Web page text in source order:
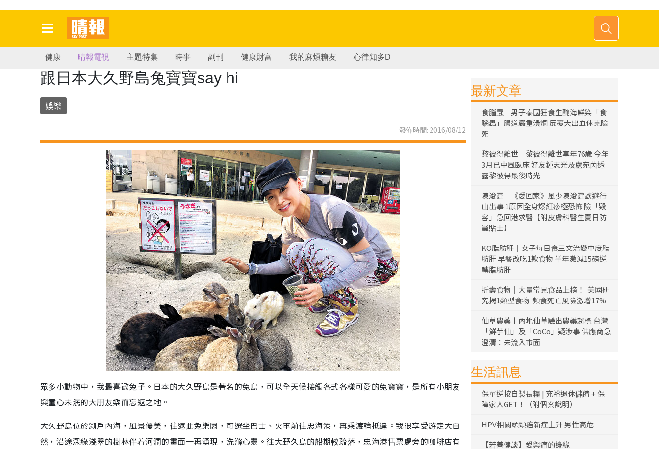
健康 晴報電視 主題特集 時事 副刊 健康財富 我的麻煩糖友 心律知多D
跟日本大久野島兔寶寶say hi
娛樂
發佈時間: 2016/08/12
眾多小動物中，我最喜歡兔子。日本的大久野島是著名的兔島，可以全天候接觸各式各樣可愛的兔寶寶，是所有小朋友
與童心未泯的大朋友樂而忘返之地。
大久野島位於瀨戶內海，風景優美，往返此兔樂園，可選坐巴士、火車前往忠海港，再乘渡輪抵達。我很享受游走大自
然，沿途深綠淺翠的樹林伴着河澗的畫面一再湧現，洗滌心靈。往大野久島的船期較疏落，忠海港售票處旁的咖啡店有
最新文章
食腦蟲｜男子泰國狂食生醃海鮮染「食
腦蟲」腸道嚴重潰爛 反覆大出血休克險
死
黎彼得離世｜黎彼得離世享年76歲 今年
3月已中風臥床 好友鍾志光及盧宛茵透
露黎彼得最後時光
陳浚霆｜《愛回家》風少陳浚霆歐遊行
山出事 1原因全身爆紅疹極恐怖 險「毀
容」急回港求醫【附皮膚科醫生夏日防
蟲貼士】
KO脂肪肝｜女子每日食三文治變中度脂
肪肝 早餐改吃1款食物 半年激減15磅逆
轉脂肪肝
折壽食物｜大量常見食品上榜！ 美國研
究揭1類型食物 頻食死亡風險激增17%
仙草農藥丨內地仙草驗出農藥超標 台灣
「鮮芋仙」及「CoCo」疑涉事 供應商急
澄清：未流入市面
生活訊息
保單逆按自製長糧 | 充裕退休儲備 + 保
障家人GET！（附個案說明）
HPV相關頭頸癌新症上升 男性高危
【若善健談】愛與痛的邊緣